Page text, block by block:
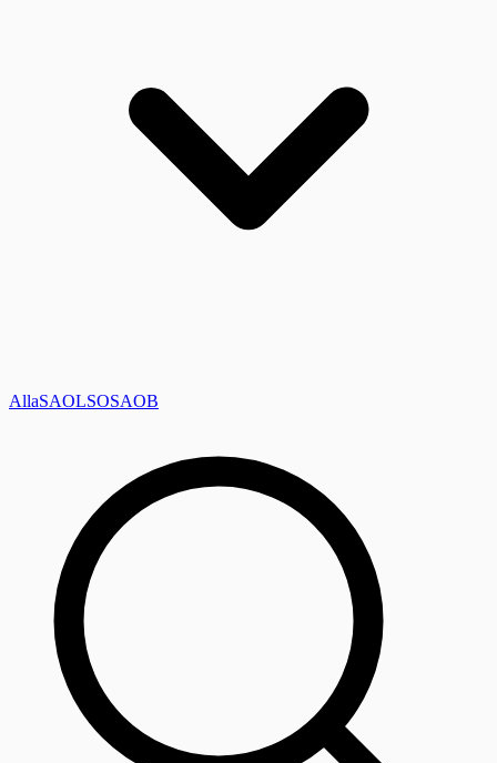
AllaSAOLSOSAOB